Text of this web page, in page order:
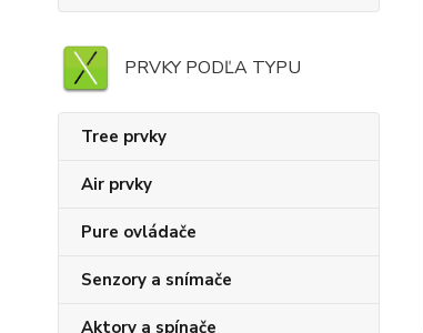
PRVKY PODĽA TYPU
Tree prvky
Air prvky
Pure ovládače
Senzory a snímače
Aktory a spínače